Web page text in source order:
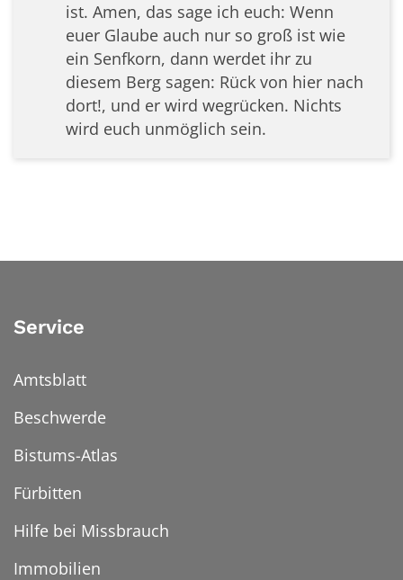
ist. Amen, das sage ich euch: Wenn
euer Glaube auch nur so groß ist wie
ein Senfkorn, dann werdet ihr zu
diesem Berg sagen: Rück von hier nach
dort!, und er wird wegrücken. Nichts
wird euch unmöglich sein.
Service
Amtsblatt
Beschwerde
Bistums-Atlas
Fürbitten
Hilfe bei Missbrauch
Immobilien